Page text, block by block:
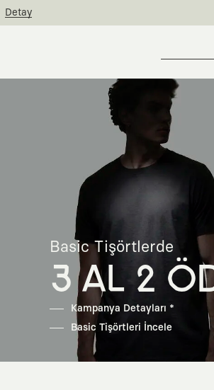
Detay
Basic Tişörtlerde
3 AL 2
Kampanya Detayları *
Basic Tişörtleri İncele